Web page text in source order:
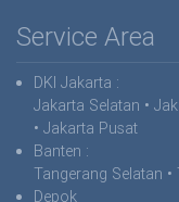
Service Area
DKI Jakarta :
Jakarta Selatan •
• Jakarta Pusat
Banten :
Tangerang Selatan
Depok